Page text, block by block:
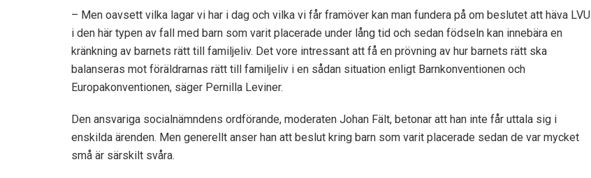
– Men oavsett vilka lagar vi har i dag och vilka vi får framöver kan man fundera på om beslutet att häva LVU
i den här typen av fall med barn som varit placerade under lång tid och sedan födseln kan innebära en
kränkning av barnets rätt till familjeliv. Det vore intressant att få en prövning av hur barnets rätt ska
balanseras mot föräldrarnas rätt till familjeliv i en sådan situation enligt Barnkonventionen och
Europakonventionen, säger Pernilla Leviner.
Den ansvariga socialnämndens ordförande, moderaten Johan Fält, betonar att han inte får uttala sig i
enskilda ärenden. Men generellt anser han att beslut kring barn som varit placerade sedan de var mycket
små är särskilt svåra.